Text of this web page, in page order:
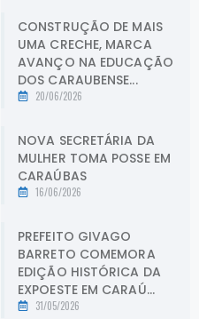
CONSTRUÇÃO DE MAIS
UMA CRECHE, MARCA
AVANÇO NA EDUCAÇÃO
DOS CARAUBENSE...
20/06/2026
NOVA SECRETÁRIA DA
MULHER TOMA POSSE EM
CARAÚBAS
16/06/2026
PREFEITO GIVAGO
BARRETO COMEMORA
EDIÇÃO HISTÓRICA DA
EXPOESTE EM CARAÚ...
31/05/2026